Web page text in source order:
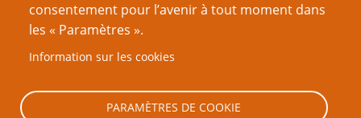
consentement pour l’avenir à tout moment dans
les « Paramètres ».
Information sur les cookies
PARAMÈTRES DE COOKIE
Réinitialiser votre mot de passe